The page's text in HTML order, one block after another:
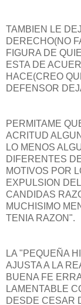
TAMBIEN LE
DERECHO(NO
FIGURA DE
ESTA DE
HACE(CREO
DEFENSOR
PERMITAME
ACRITUD
LO MENOS
DIFERENTES
MOTIVOS POR
EXPULSION
CANDIDAS
MUCHISIMO
TENIA RAZON".
LA "PEQUEÑA
AJUSTA A LA
BUENA FE
LAMENTABLE
DESDE CESAR